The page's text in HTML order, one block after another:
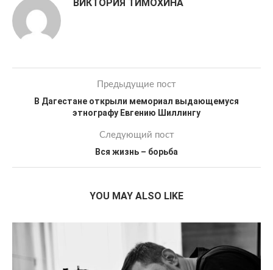
ВИКТОРИЯ ТИМОХИНА
Предыдущие пост
В Дагестане открыли мемориал выдающемуся
этнографу Евгению Шиллингу
Следующий пост
Вся жизнь – борьба
YOU MAY ALSO LIKE